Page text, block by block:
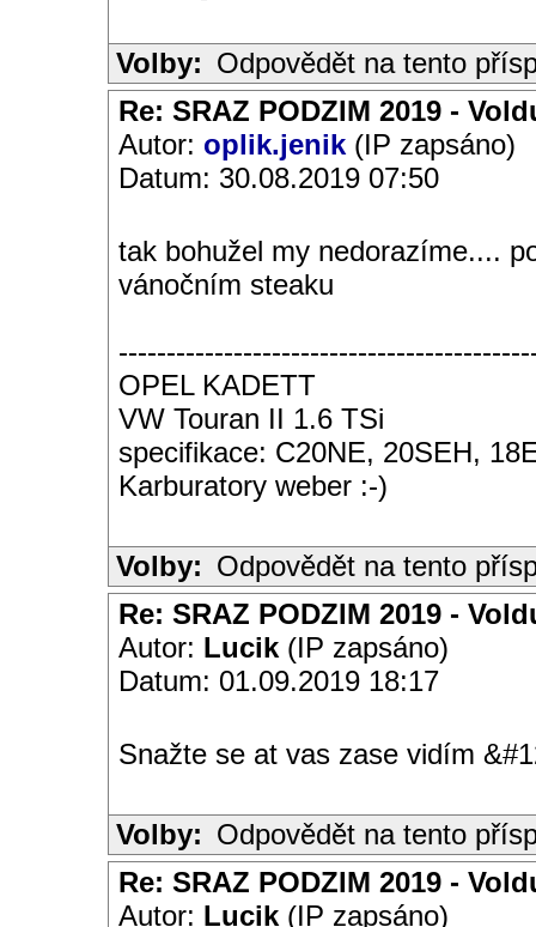
Volby: Odpovědět na tento
Re: SRAZ PODZIM 2019 -
Autor: oplik.jenik (IP zapsáno)
Datum: 30.08.2019 07:50
tak bohužel my nedorazíme....
vánočním steaku
OPEL KADETT
VW Touran II 1.6 TSi
specifikace: C20NE, 20SEH,
Karburatory weber :-)
Volby: Odpovědět na tento
Re: SRAZ PODZIM 2019 -
Autor: Lucik (IP zapsáno)
Datum: 01.09.2019 18:17
Snažte se at vas zase vidím
Volby: Odpovědět na tento
Re: SRAZ PODZIM 2019 -
Autor: Lucik (IP zapsáno)